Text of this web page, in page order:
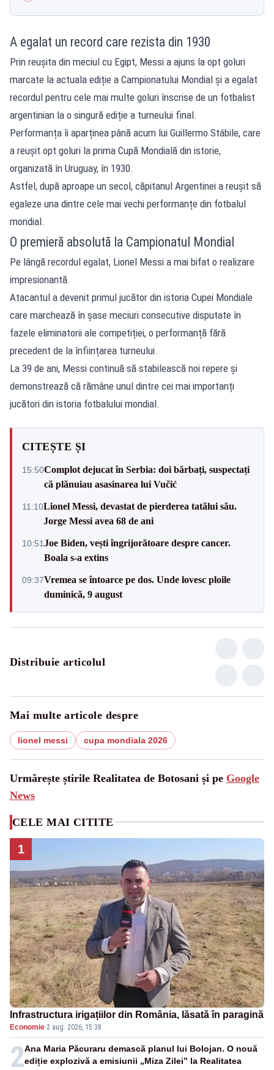
A egalat un record care rezista din 1930
Prin reușita din meciul cu Egipt, Messi a ajuns la opt goluri
marcate la actuala ediție a Campionatului Mondial și a egalat
recordul pentru cele mai multe goluri înscrise de un fotbalist
argentinian la o singură ediție a turneului final.
Performanța îi aparținea până acum lui Guillermo Stábile, care
a reușit opt goluri la prima Cupă Mondială din istorie,
organizată în Uruguay, în 1930.
Astfel, după aproape un secol, căpitanul Argentinei a reușit să
egaleze una dintre cele mai vechi performanțe din fotbalul
mondial.
O premieră absolută la Campionatul Mondial
Pe lângă recordul egalat, Lionel Messi a mai bifat o realizare
impresionantă.
Atacantul a devenit primul jucător din istoria Cupei Mondiale
care marchează în șase meciuri consecutive disputate în
fazele eliminatorii ale competiției, o performanță fără
precedent de la înființarea turneului.
La 39 de ani, Messi continuă să stabilească noi repere și
demonstrează că rămâne unul dintre cei mai importanți
jucători din istoria fotbalului mondial.
CITEȘTE ȘI
15:50Complot dejucat în Serbia: doi bărbați, suspectați
că plănuiau asasinarea lui Vučić
11:10Lionel Messi, devastat de pierderea tatălui său.
Jorge Messi avea 68 de ani
10:51Joe Biden, vești îngrijorătoare despre cancer.
Boala s-a extins
09:37Vremea se întoarce pe dos. Unde lovesc ploile
duminică, 9 august
Distribuie articolul
Mai multe articole despre
lionel messi cupa mondiala 2026
Urmărește știrile Realitatea de Botosani și pe Google
News
CELE MAI CITITE
1
Infrastructura irigațiilor din România, lăsată în paragină
Economie·2 aug. 2026, 15:38
2Ana Maria Păcuraru demască planul lui Bolojan. O nouă
ediție explozivă a emisiunii „Miza Zilei” la Realitatea